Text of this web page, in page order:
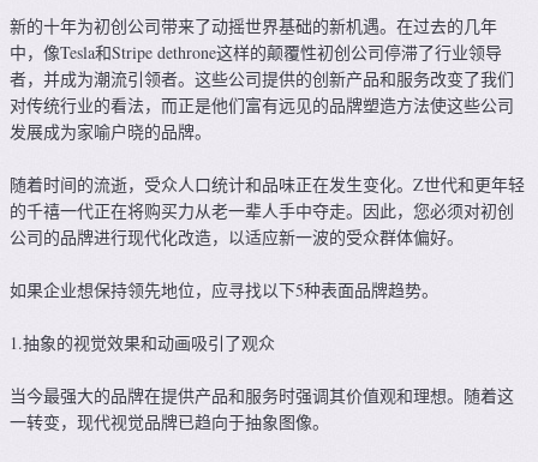
新的十年为初创公司带来了动摇世界基础的新机遇。在过去的几年
中，像Tesla和Stripe dethrone这样的颠覆性初创公司停滞了行业领导
者，并成为潮流引领者。这些公司提供的创新产品和服务改变了我们
对传统行业的看法，而正是他们富有远见的品牌塑造方法使这些公司
发展成为家喻户晓的品牌。
随着时间的流逝，受众人口统计和品味正在发生变化。Z世代和更年轻
的千禧一代正在将购买力从老一辈人手中夺走。因此，您必须对初创
公司的品牌进行现代化改造，以适应新一波的受众群体偏好。
如果企业想保持领先地位，应寻找以下5种表面品牌趋势。
1.抽象的视觉效果和动画吸引了观众
当今最强大的品牌在提供产品和服务时强调其价值观和理想。随着这
一转变，现代视觉品牌已趋向于抽象图像。